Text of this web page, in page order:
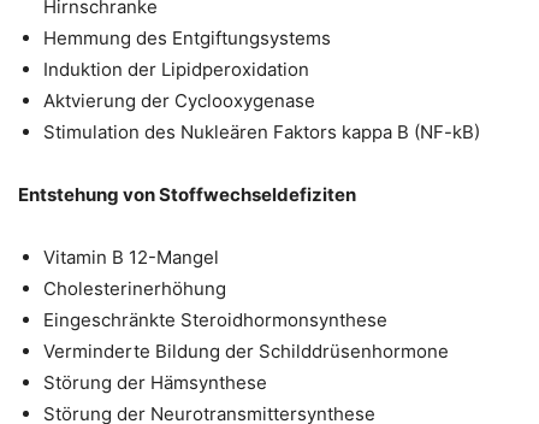
Hirnschranke
Hemmung des Entgiftungsystems
Induktion der Lipidperoxidation
Aktvierung der Cyclooxygenase
Stimulation des Nukleären Faktors kappa B (NF-kB)
Entstehung von Stoffwechseldefiziten
Vitamin B 12-Mangel
Cholesterinerhöhung
Eingeschränkte Steroidhormonsynthese
Verminderte Bildung der Schilddrüsenhormone
Störung der Hämsynthese
Störung der Neurotransmittersynthese